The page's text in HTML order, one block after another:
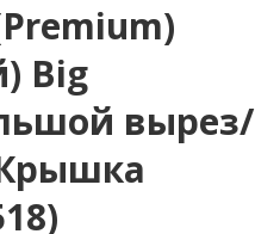
Big
вырез/